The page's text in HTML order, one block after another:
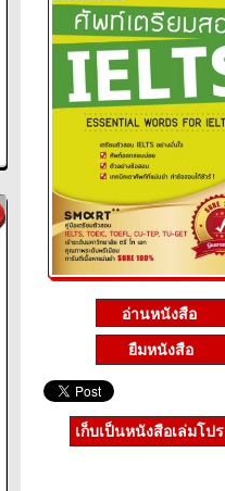
ยืมหนังสือ
เก็บเป็นหนังสือเล่มโป